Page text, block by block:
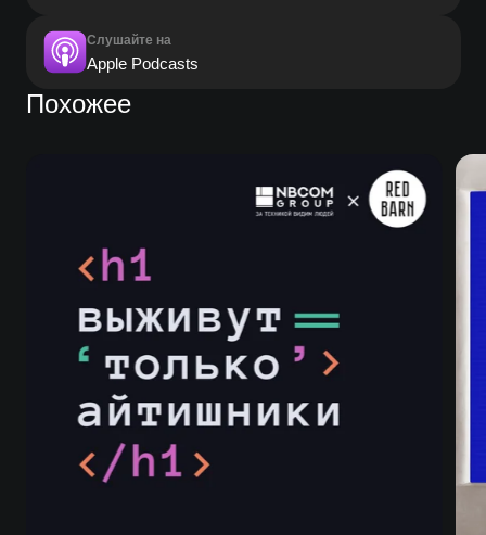
Слушайте на
Apple Podcasts
Похожее